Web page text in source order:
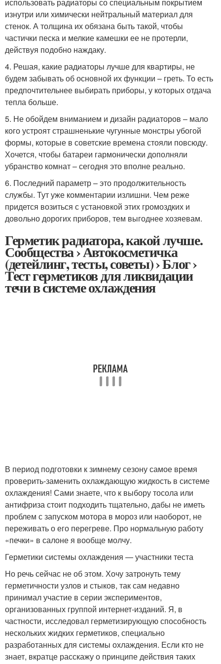
изнутри или химически нейтральный материал для
стенок. А толщина их обязана быть такой, чтобы
частички песка и мелкие камешки ее не протерли,
действуя подобно наждаку.
4. Решая, какие радиаторы лучше для квартиры, не
будем забывать об основной их функции – греть. То есть
предпочтительнее выбирать приборы, у которых отдача
тепла больше.
5. Не обойдем вниманием и дизайн радиаторов – мало
кого устроят страшненькие чугунные монстры убогой
формы, которые в советские времена стояли повсюду.
Хочется, чтобы батареи гармонически дополняли
убранство комнат – сегодня это вполне реально.
6. Последний параметр – это продолжительность
службы. Тут уже комментарии излишни. Чем реже
придется возиться с установкой этих громоздких и
довольно дорогих приборов, тем выгоднее хозяевам.
Герметик радиатора, какой лучше.
Сообщества › Автокосметичка
(детейлинг, тесты, советы) › Блог ›
Тест герметиков для ликвидации
течи в системе охлаждения
В период подготовки к зимнему сезону самое время
проверить-заменить охлаждающую жидкость в системе
охлаждения! Сами знаете, что к выбору тосола или
антифриза стоит подходить тщательно, дабы не иметь
проблем с запуском мотора в мороз или наоборот, не
переживать о его перегреве. Про нормальную работу
«печки» в салоне я вообще молчу.
Герметики системы охлаждения — участники теста
Но речь сейчас не об этом. Хочу затронуть тему
герметичности узлов и стыков, так сам недавно
принимал участие в серии экспериментов,
организованных группой интернет-изданий. Я, в
частности, исследовал герметизирующую способность
нескольких жидких герметиков, специально
разработанных для системы охлаждения. Если кто не
знает, вкратце расскажу о принципе действия таких